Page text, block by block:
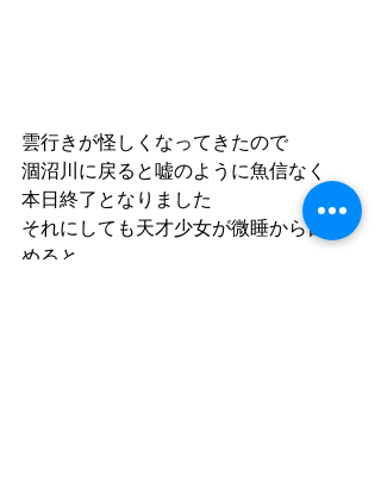
雲行きが怪しくなってきたので
涸沼川に戻ると嘘のように魚信なく
本日終了となりました
それにしても天才少女が微睡から目覚
めると